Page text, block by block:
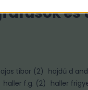
és
tibor (2) hajdú d
haller f.g. (2) haller